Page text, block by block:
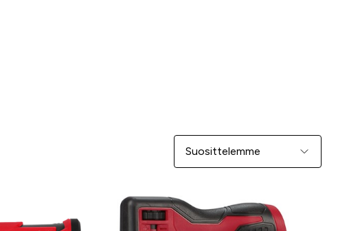
Järjestä